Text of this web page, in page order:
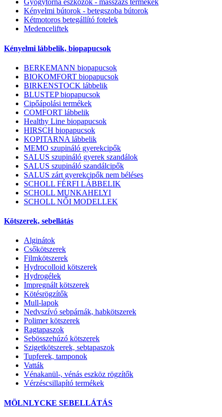
Gyógytorna eszközök - masszázs termékek
Kényelmi bútorok - betegszoba bútorok
Kétmotoros betegállító fotelek
Medenceliftek
Kényelmi lábbelik, biopapucsok
BERKEMANN biopapucsok
BIOKOMFORT biopapucsok
BIRKENSTOCK lábbelik
BLUSTEP biopapucsok
Cipőápolási termékek
COMFORT lábbelik
Healthy Line biopapucsok
HIRSCH biopapucsok
KOPITARNA lábbelik
MEMO szupináló gyerekcipők
SALUS szupináló gyerek szandálok
SALUS szupináló szandálcipők
SALUS zárt gyerekcipők nem béléses
SCHOLL FÉRFI LÁBBELIK
SCHOLL MUNKAHELYI
SCHOLL NŐI MODELLEK
Kötszerek, sebellátás
Alginátok
Csőkötszerek
Filmkötszerek
Hydrocolloid kötszerek
Hydrogélek
Impregnált kötszerek
Kötésrögzítők
Mull-lapok
Nedvszívó sebpárnák, habkötszerek
Polimer kötszerek
Ragtapaszok
Sebösszehúzó kötszerek
Szigetkötszerek, sebtapaszok
Tupferek, tamponok
Vatták
Vénakanül-, vénás eszköz rögzítők
Vérzéscsillapító termékek
MÖLNLYCKE SEBELLÁTÁS